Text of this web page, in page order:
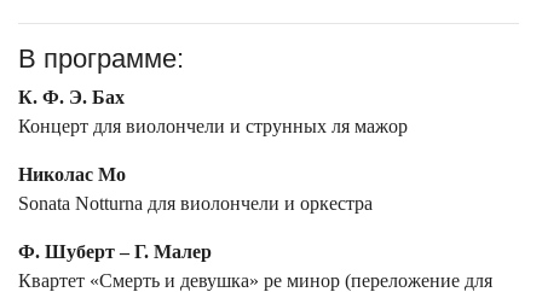
В программе:
К. Ф. Э. Бах
Концерт для виолончели и струнных ля мажор
Николас Мо
Sonata Notturna для виолончели и оркестра
Ф. Шуберт – Г. Малер
Квартет «Смерть и девушка» ре минор (переложение для